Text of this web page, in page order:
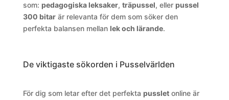
som: pedagogiska leksaker, träpussel, eller pussel
300 bitarär relevanta för dem som söker den
perfekta balansen mellan lek och lärande.
De viktigaste sökorden i Pusselvärlden
För dig som letar efter det perfekta pussletonline är